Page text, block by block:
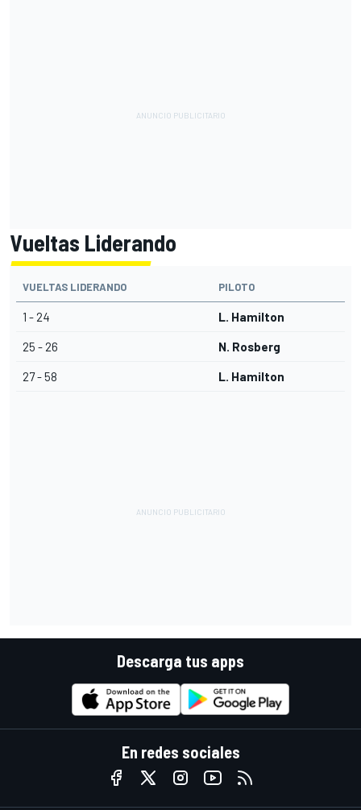
Vueltas Liderando
VUELTAS LIDERANDO PILOTO
1 - 24 L. Hamilton
25 - 26 N. Rosberg
27 - 58 L. Hamilton
Descarga tus apps
En redes sociales